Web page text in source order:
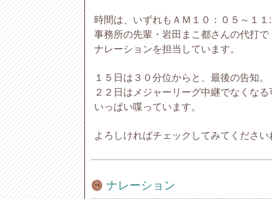
時間は、いずれもＡＭ１０：０５～１１
事務所の先輩・岩田まこ都さんの代打で
ナレーションを担当しています。
１５日は３０分位からと、最後の告知。
２２日はメジャーリーグ中継でなくな
いっぱい喋っています。
よろしければチェックしてみてくださ
ナレーション